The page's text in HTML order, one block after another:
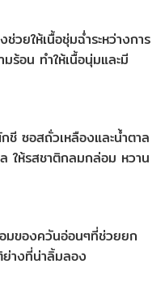
วยให้เนื้อชุ่มฉ่ำระหว่างการ
ร้อน ทำให้เนื้อนุ่มและมี
ชี ซอสถั่วเหลืองและน้ำตาล
ให้รสชาติกลมกล่อม หวาน
มของควันอ่อนๆที่ช่วยยก
ย่างที่น่าลิ้มลอง